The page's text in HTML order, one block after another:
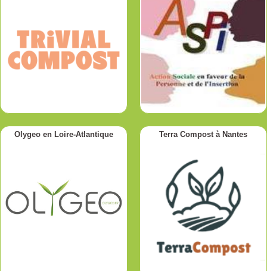
Olygeo en Loire-Atlantique Terra Compost à Nantes